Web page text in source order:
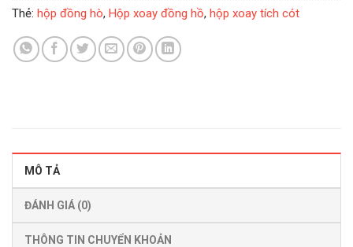
Thẻ: hộp đồng hò, Hộp xoay đồng hồ, hộp xoay tích cót
MÔ TẢ
ĐÁNH GIÁ (0)
THÔNG TIN CHUYỂN KHOẢN